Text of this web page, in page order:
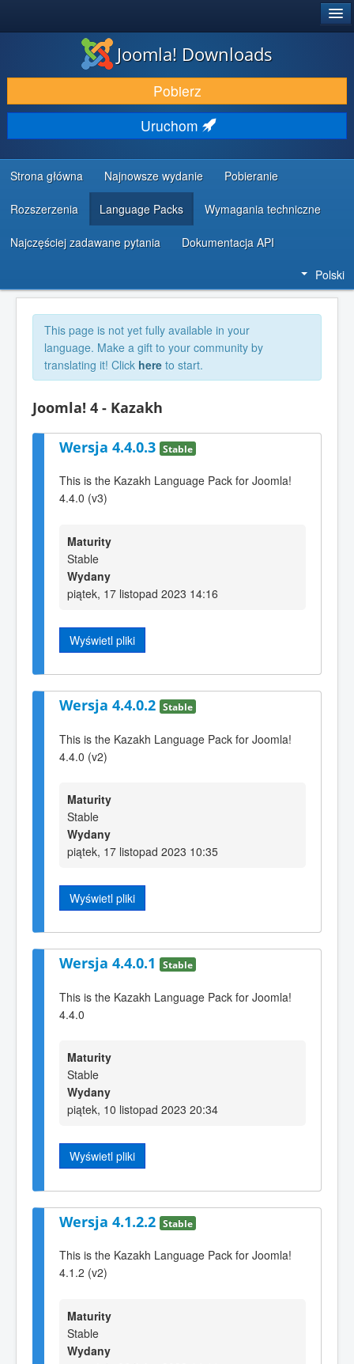
DODATKI I ROZSZERZENIA
ODKRYJ & POZNAJ
SPOŁECZNOŚĆ & WSPARCIE
ZASOBY DLA PROGRAMISTÓW
Joomla! Downloads
Pobierz
Uruchom
Strona główna Najnowsze wydanie Pobieranie
Rozszerzenia Language Packs Wymagania techniczne
Najczęściej zadawane pytania Dokumentacja API
Polski
This page is not yet fully available in your
language. Make a gift to your community by
translating it! Click here to start.
Joomla! 4 - Kazakh
Wersja 4.4.0.3 Stable
This is the Kazakh Language Pack for Joomla!
4.4.0 (v3)
Maturity
Stable
Wydany
piątek, 17 listopad 2023 14:16
Wyświetl pliki
Wersja 4.4.0.2 Stable
This is the Kazakh Language Pack for Joomla!
4.4.0 (v2)
Maturity
Stable
Wydany
piątek, 17 listopad 2023 10:35
Wyświetl pliki
Wersja 4.4.0.1 Stable
This is the Kazakh Language Pack for Joomla!
4.4.0
Maturity
Stable
Wydany
piątek, 10 listopad 2023 20:34
Wyświetl pliki
Wersja 4.1.2.2 Stable
This is the Kazakh Language Pack for Joomla!
4.1.2 (v2)
Maturity
Stable
Wydany